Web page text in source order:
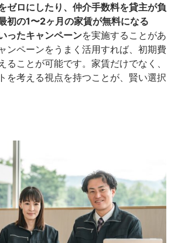
ゼロにしたり、仲介手数料を貸主が負
初の1〜2ヶ月の家賃が無料になる
ったキャンペーンを実施することがあ
ンペーンをうまく活用すれば、初期費
ることが可能です。家賃だけでなく、
を考える視点を持つことが、賢い選択